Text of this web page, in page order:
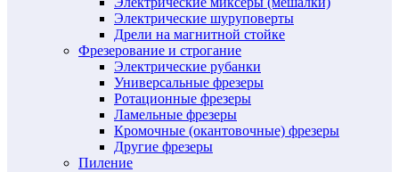
Электрические шуруповерты
Дрели на магнитной стойке
Фрезерование и строгание
Электрические рубанки
Универсальные фрезеры
Ротационные фрезеры
Ламельные фрезеры
Кромочные (окантовочные) фрезеры
Другие фрезеры
Пиление